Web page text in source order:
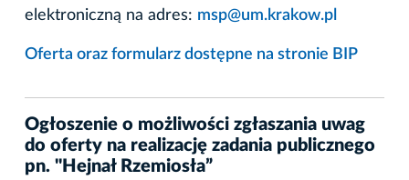
elektroniczną na adres: msp@um.krakow.pl
Oferta oraz formularz dostępne na stronie BIP
Ogłoszenie o możliwości zgłaszania uwag
do oferty na realizację zadania publicznego
pn. "Hejnał Rzemiosła”